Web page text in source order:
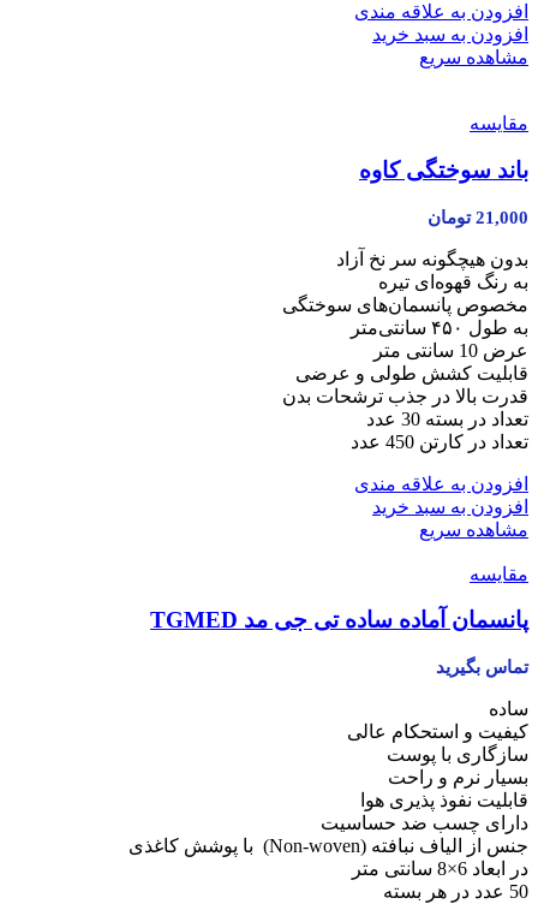
افزودن به علاقه مندی
افزودن به سبد خرید
مشاهده سریع
مقایسه
باند سوختگی کاوه
21,000 تومان
بدون هیچگونه سر نخ آزاد
به رنگ قهوه‌ای تیره
مخصوص پانسمان‌های سوختگی
به طول ۴۵۰ سانتی‌متر
عرض 10 سانتی متر
قابلیت کشش طولی و عرضی
قدرت بالا در جذب ترشحات بدن
تعداد در بسته 30 عدد
تعداد در کارتن 450 عدد
افزودن به علاقه مندی
افزودن به سبد خرید
مشاهده سریع
مقایسه
پانسمان آماده ساده تی جی مد TGMED
تماس بگیرید
ساده
کیفیت و استحکام عالی
سازگاری با پوست
بسیار نرم و راحت
قابلیت نفوذ پذیری هوا
دارای چسب ضد حساسیت
جنس از الیاف نبافته (Non-woven) با پوشش کاغذی
در ابعاد 6×8 سانتی متر
50 عدد در هر بسته